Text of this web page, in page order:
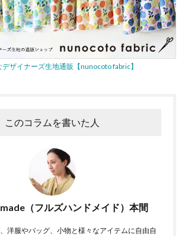
デザイナーズ生地通販【nunocoto fabric】
このコラムを書いた人
（フルズハンドメイド）本間
洋服やバッグ、小物と様々なアイテムに自由自